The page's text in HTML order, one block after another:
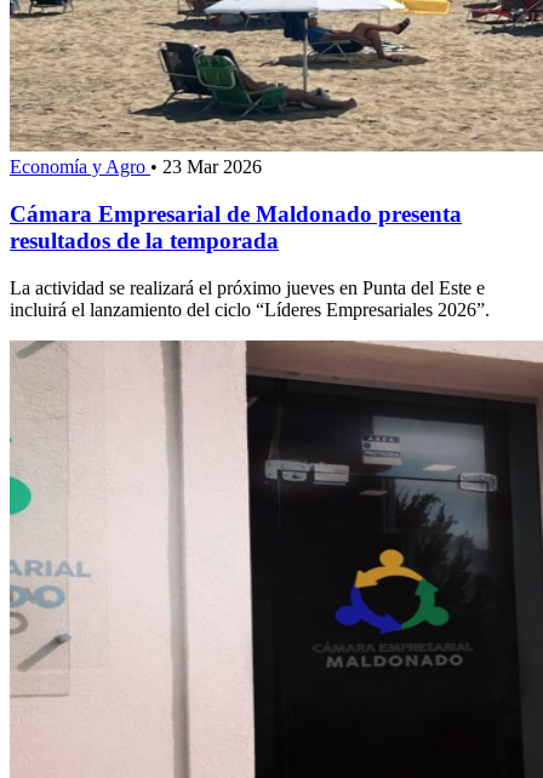
Economía y Agro • 23 Mar 2026
Cámara Empresarial de Maldonado presenta
resultados de la temporada
La actividad se realizará el próximo jueves en Punta del Este e
incluirá el lanzamiento del ciclo “Líderes Empresariales 2026”.